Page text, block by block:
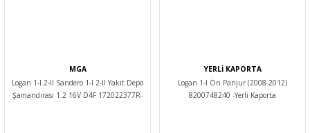
MGA
Logan 1-I 2-II Sandero 1-I 2-II Yakıt Depo
Şamandırası 1.2 16V D4F 172022377R-
YERLİ KAPORTA
Logan 1-I Ön Panjur (2008-2012)
8200748240 -Yerli Kaporta